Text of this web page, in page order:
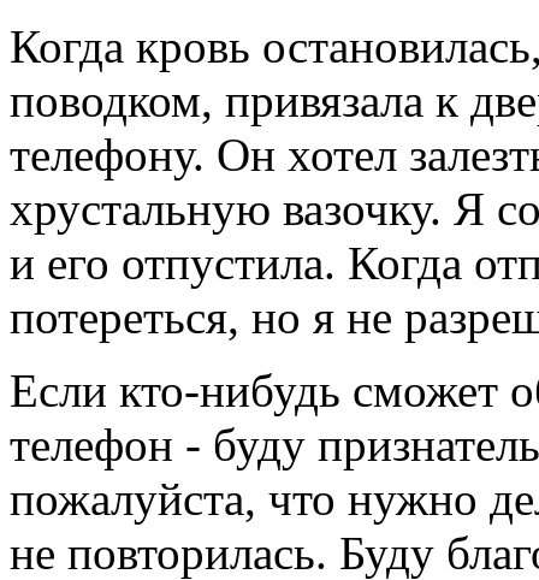
Когда кровь
поводком, привязала к
телефону. Он хотел
хрустальную вазочку. Я
и его отпустила. Когда
потереться, но я не
Если кто-нибудь сможет
телефон - буду
пожалуйста, что нужно
не повторилась. Буду